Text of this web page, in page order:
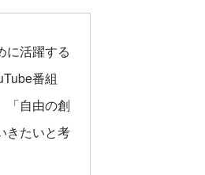
に活躍する
番組
「自由の創
きたいと考